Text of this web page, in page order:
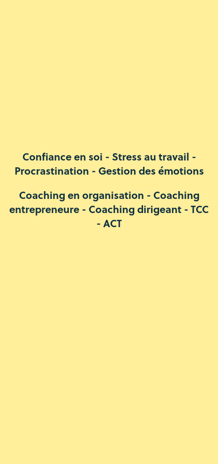
Confiance en soi - Stress au travail -
Procrastination - Gestion des émotions
Coaching en organisation - Coaching
entrepreneure - Coaching dirigeant - TCC
- ACT